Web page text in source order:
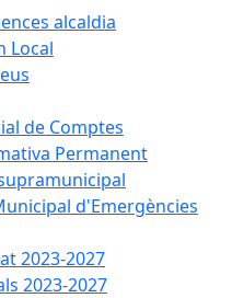
alcaldia
Local
de Comptes
Permanent
d'Emergències
2023-2027
2023-2027